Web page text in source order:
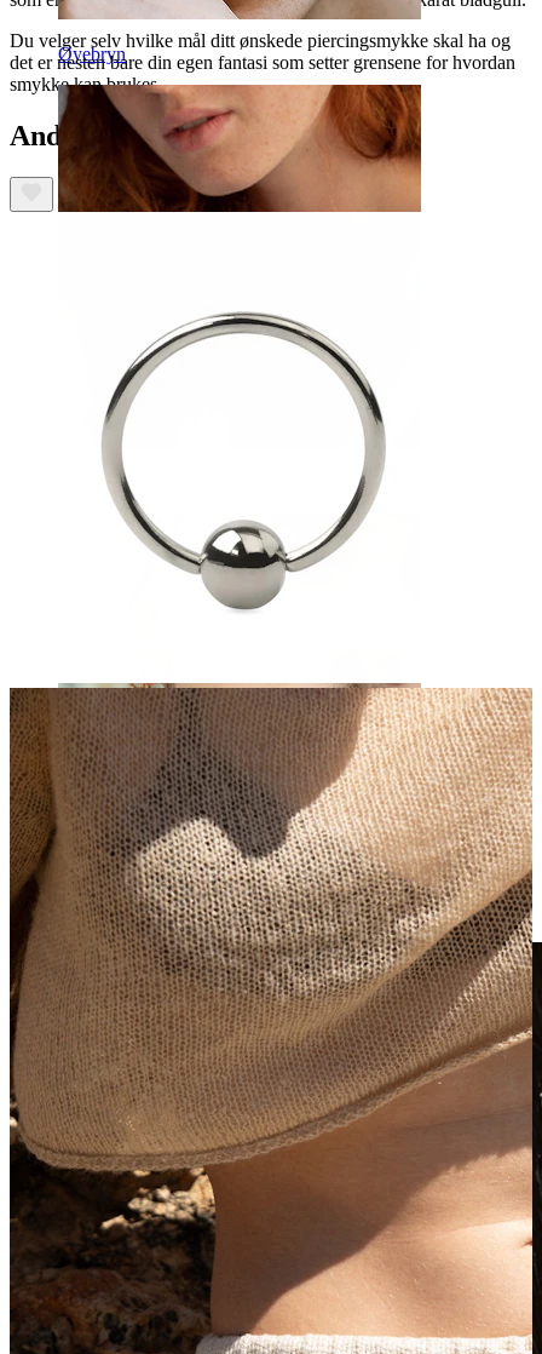
Øyebryn
Dermal
Klipps
Du velger selv hvilke mål ditt ønskede piercingsmykke skal ha og
det er nesten bare din egen fantasi som setter grensene for hvordan
smykke kan brukes.
Andre har også kjøpt